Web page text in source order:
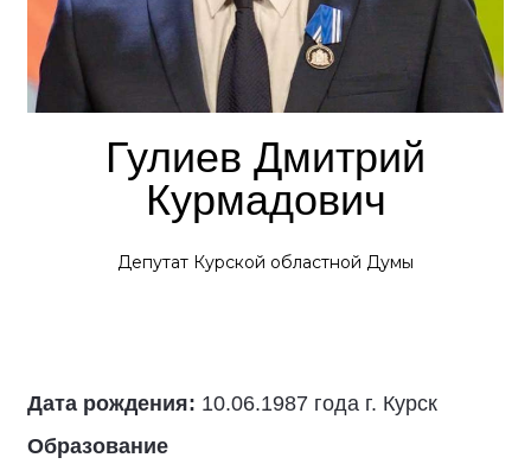
Гулиев Дмитрий
Курмадович
Депутат Курской областной Думы
Дата рождения: 10.06.1987 года г. Курск
Образование